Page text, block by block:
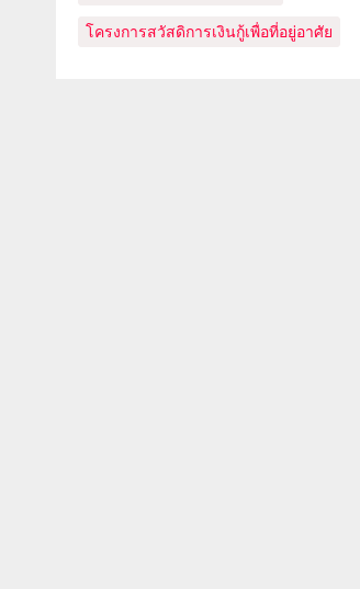
โครงการสวัสดิการเงินกู้เพื่อที่อยู่อาศัย